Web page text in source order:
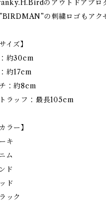
のアウトドアプロ
の刺繍ロゴもアク
サイズ】
約30cm
約17cm
：約8cm
ラッフ：最長105cm
カラー】
キ
ム
ド
ド
ック